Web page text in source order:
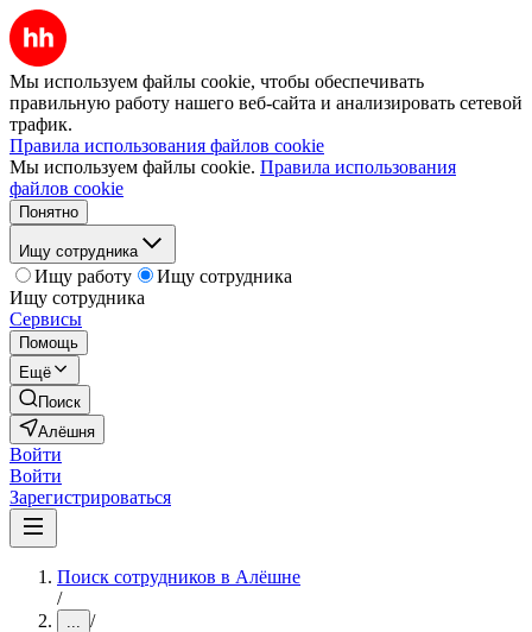
Мы используем файлы cookie, чтобы обеспечивать
правильную работу нашего веб-сайта и анализировать сетевой
трафик.
Правила использования файлов cookie
Мы используем файлы cookie. Правила использования
файлов cookie
Понятно
Ищу сотрудника
Ищу работу
Ищу сотрудника
Ищу сотрудника
Сервисы
Помощь
Ещё
Поиск
Алёшня
Войти
Войти
Зарегистрироваться
Поиск сотрудников в Алёшне
/
... /